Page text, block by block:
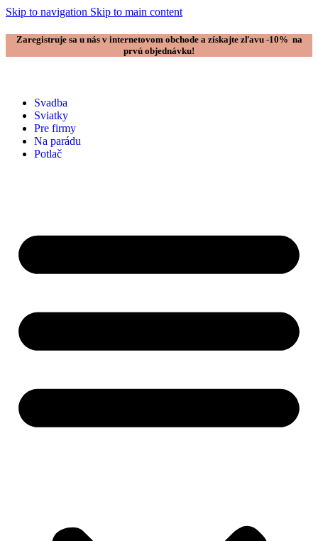
Skip to navigation Skip to main content
Zaregistruje sa u nás v internetovom obchode a získajte zľavu -10% na
prvú objednávku!
Svadba
Sviatky
Pre firmy
Na parádu
Potlač